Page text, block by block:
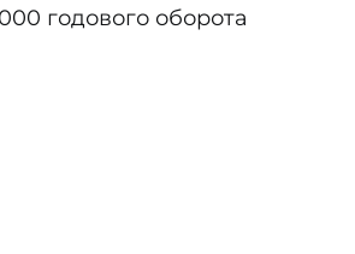
годового оборота